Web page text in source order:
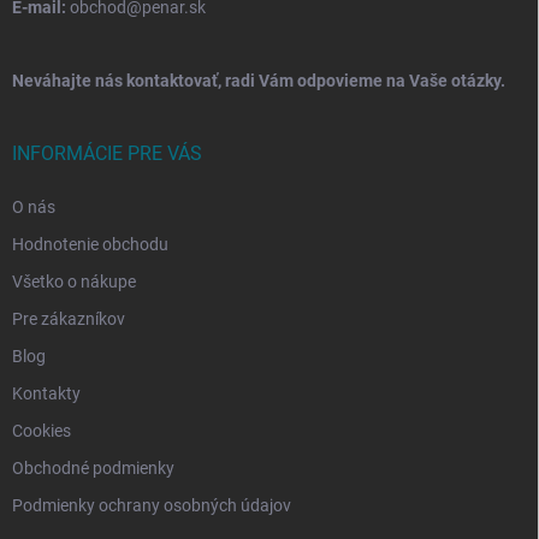
E-mail: obchod@penar.sk
Neváhajte nás kontaktovať, radi Vám odpovieme na Vaše otázky.
INFORMÁCIE PRE VÁS
O nás
Hodnotenie obchodu
Všetko o nákupe
Pre zákazníkov
Blog
Kontakty
Cookies
Obchodné podmienky
Podmienky ochrany osobných údajov